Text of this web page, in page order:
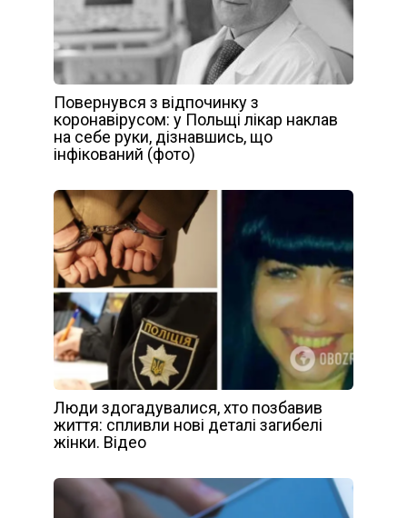
Повернувся з відпочинку з
коронавірусом: у Польщі лікар наклав
на себе руки, дізнавшись, що
інфікований (фото)
Люди здогадувалися, хто позбавив
життя: спливли нові деталі загибелі
жінки. Відео